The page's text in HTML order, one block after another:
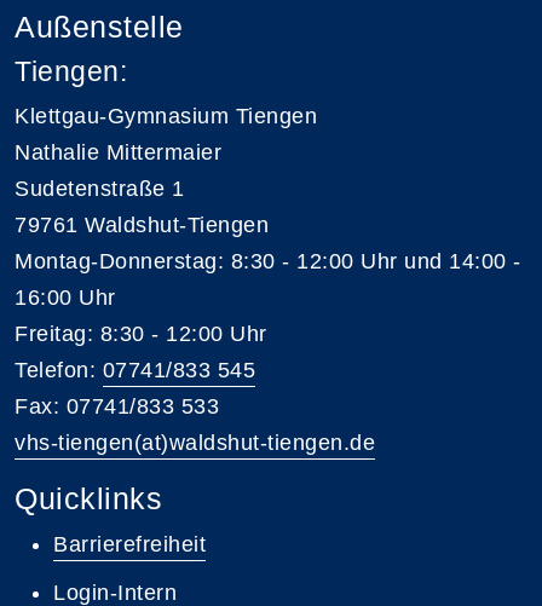
Außenstelle
Tiengen:
Klettgau-Gymnasium Tiengen
Nathalie Mittermaier
Sudetenstraße 1
79761 Waldshut-Tiengen
Montag-Donnerstag: 8:30 - 12:00 Uhr und 14:00 -
16:00 Uhr
Freitag: 8:30 - 12:00 Uhr
Telefon: 07741/833 545
Fax: 07741/833 533
vhs-tiengen(at)waldshut-tiengen.de
Quicklinks
Barrierefreiheit
Login-Intern